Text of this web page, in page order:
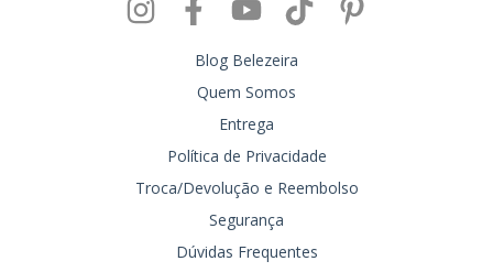
Blog Belezeira
Quem Somos
Entrega
Política de Privacidade
Troca/Devolução e Reembolso
Segurança
Dúvidas Frequentes